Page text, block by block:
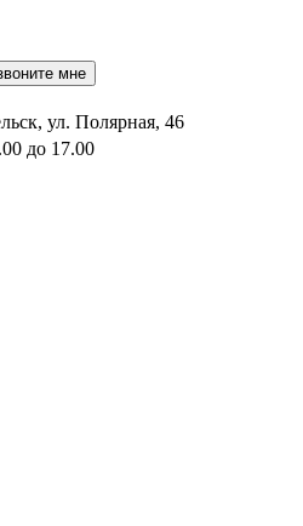
мне
ул. Полярная, 46
до 17.00